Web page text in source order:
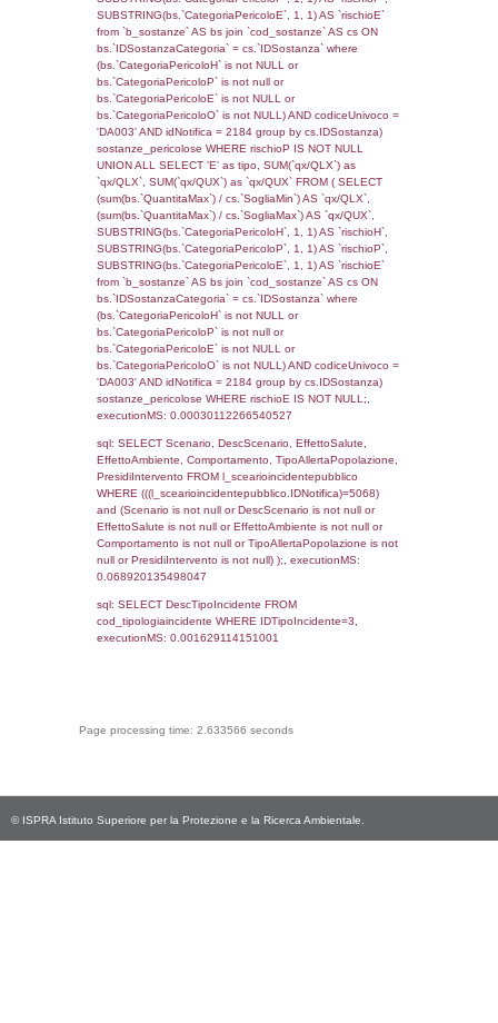
_limitrofi.DescAltro FROM
JOIN cod_territori_tipologia ON
(reg_f_territori_limitrofi.IDTipologiaTerritorio =
cod_territori_tipologia.IDTipologiaTerritorio)
(reg_f_territori_limitrofi.IDTipoTerritorio =
cod_territori_tipologia.IDTerritorioTP)
0.019481182098389
sql: SELECT f_territori_limitrofi.Distanza,
f_territori_limitrofi.Direzione,
f_territori_limitrofi.Denominazione,
rofi.DescAltro FROM f_territori_limitrofi
cod_territori_tipologia ON
(f_territori_limitrofi.IDTipologiaTerritorio =
cod_territori_tipologia.IDTipologiaTerritorio)
(f_territori_limitrofi.IDTipoTerritorio =
cod_territori_tipologia.IDTerritorioTP)
(((f_territori_limitrofi.IDNotifica)=5068) AND
((f_territori_limitrofi.IDTipoTerritorio)=9)),
0.068204879760742
sql: SELECT
reg_f_territori_limitrofi.Direzione,
JOIN cod_territori_tipologia ON
cod_territori_tipologia.IDTipologiaTerritorio)
(reg_f_territori_limitrofi.IDTipoTerritorio =
cod_territori_tipologia.IDTerritorioTP)